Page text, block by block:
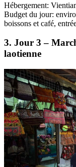
Hébergement:
Budget du jour:
boissons et café,
3. Jour 3 –
laotienne